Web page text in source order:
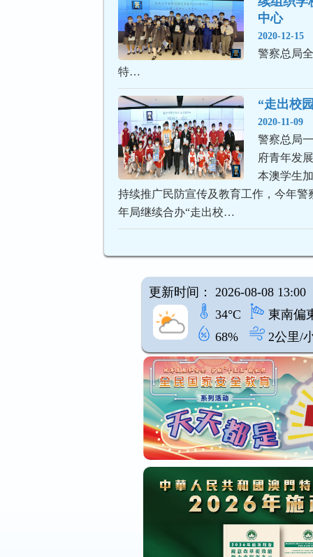
中心
2020-12-15
警察总局
特…
“走出校
2020-11-09
警察总局
府青年发
本澳学生
持续推广民防宣传及教育工作，今年警
年局继续合办“走出校…
更新时间： 2026-08-08 13:00
34°C
東南偏
68%
2公里/